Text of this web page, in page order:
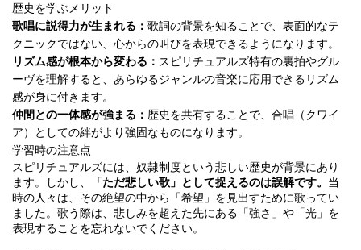
歴史を学ぶメリット
歌唱に説得力が生まれる： 歌詞の背景を知ることで、表面的なテ
クニックではない、心からの叫びを表現できるようになります。
リズム感が根本から変わる： スピリチュアルズ特有の裏拍やグル
ーヴを理解すると、あらゆるジャンルの音楽に応用できるリズム
感が身に付きます。
仲間との一体感が強まる： 歴史を共有することで、合唱（クワイ
ア）としての絆がより強固なものになります。
学習時の注意点
スピリチュアルズには、奴隷制度という悲しい歴史が背景にあり
ます。しかし、
「ただ悲しい歌」として捉えるのは誤解です。 当
時の人々は、その絶望の中から「希望」を見出すために歌ってい
ました。歌う際は、悲しみを超えた先にある「強さ」や「光」を
表現することを忘れないでください。